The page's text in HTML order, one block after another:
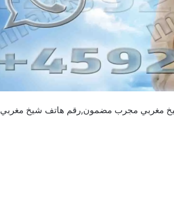
مغربي مجرب مضمون,رقم هاتف شيخ مغربي